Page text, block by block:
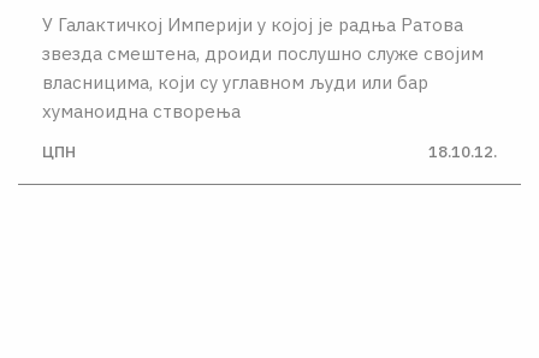
У Галактичкој Империји у којој је радња Ратова
звезда смештена, дроиди послушно служе својим
власницима, који су углавном људи или бар
хуманоидна створења
ЦПН 18.10.12.